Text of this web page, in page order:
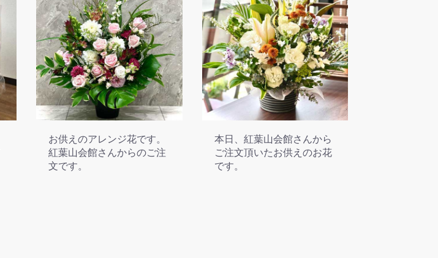
お供えのアレンジ花です。
紅葉山会館さんからのご注
文です。
本日、紅葉山会館さんから
ご注文頂いたお供えのお花
です。